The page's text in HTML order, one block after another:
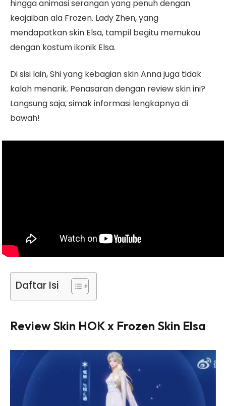
hingga animasi serangan yang penuh dengan
keajaiban ala Frozen. Lady Zhen, yang
mendapatkan skin Elsa, tampil begitu memukau
dengan kostum ikonik Elsa.
Di sisi lain, Shi yang kebagian skin Anna juga tidak
kalah menarik. Penasaran dengan review skin ini?
Langsung saja, simak informasi lengkapnya di
bawah!
Daftar Isi
Review Skin HOK x Frozen Skin Elsa